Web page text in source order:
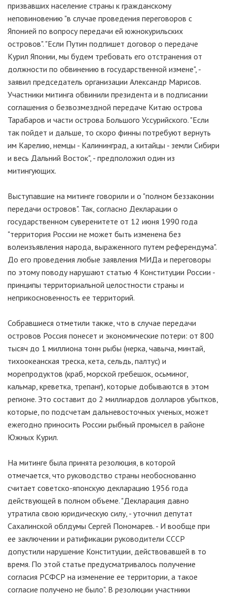
призвавших население страны к гражданскому
неповиновению "в случае проведения переговоров с
Японией по вопросу передачи ей южнокурильских
островов". "Если Путин подпишет договор о передаче
Курил Японии, мы будем требовать его отстранения от
должности по обвинению в государственной измене", -
заявил председатель организации Александр Марисов.
Участники митинга обвинили президента и в подписании
соглашения о безвозмездной передаче Китаю острова
Тарабаров и части острова Большого Уссурийского. "Если
так пойдет и дальше, то скоро финны потребуют вернуть
им Карелию, немцы - Калининград, а китайцы - земли Сибири
и весь Дальний Восток", - предположил один из
митингующих.
Выступавшие на митинге говорили и о "полном беззаконии
передачи островов". Так, согласно Декларации о
государственном суверенитете от 12 июня 1990 года
"территория России не может быть изменена без
волеизъявления народа, выраженного путем референдума".
До его проведения любые заявления МИДа и переговоры
по этому поводу нарушают статью 4 Конституции России -
принципы территориальной целостности страны и
неприкосновенность ее территорий.
Собравшиеся отметили также, что в случае передачи
островов Россия понесет и экономические потери: от 800
тысяч до 1 миллиона тонн рыбы (нерка, чавыча, минтай,
тихоокеанская треска, кета, сельдь, палтус) и
морепродуктов (краб, морской гребешок, осьминог,
кальмар, креветка, трепанг), которые добываются в этом
регионе. Это составит до 2 миллиардов долларов убытков,
которые, по подсчетам дальневосточных ученых, может
ежегодно приносить России рыбный промысел в районе
Южных Курил.
На митинге была принята резолюция, в которой
отмечается, что руководство страны необоснованно
считает советско-японскую декларацию 1956 года
действующей в полном объеме. "Декларация давно
утратила свою юридическую силу, - уточнил депутат
Сахалинской облдумы Сергей Пономарев. - И вообще при
ее заключении и ратификации руководители СССР
допустили нарушение Конституции, действовавшей в то
время. По этой статье предусматривалось получение
согласия РСФСР на изменение ее территории, а такое
согласие получено не было". В резолюции участники